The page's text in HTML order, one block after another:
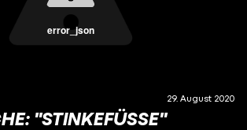
error_json
29. August 2020
"STINKEFÜSSE"